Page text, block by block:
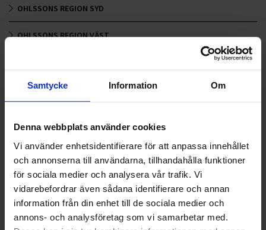
Samtycke Information Om
Denna webbplats använder cookies
Vi använder enhetsidentifierare för att anpassa innehållet
och annonserna till användarna, tillhandahålla funktioner
för sociala medier och analysera vår trafik. Vi
vidarebefordrar även sådana identifierare och annan
information från din enhet till de sociala medier och
annons- och analysföretag som vi samarbetar med.
OHLSSONS REGION SYD
OHLSSONS REGION VÄST
RENHÅLLNING
SOCIALT ANSVAR
VELLINGE